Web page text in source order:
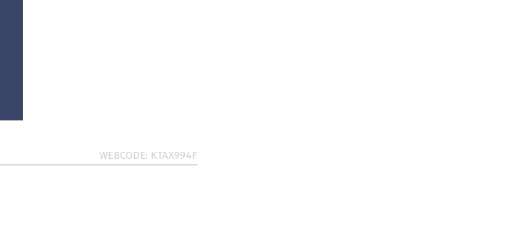
WEBCODE KTAX994F